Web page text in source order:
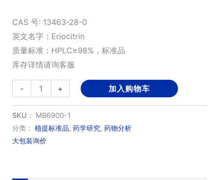
CAS 号: 13463-28-0
英文名字：Eriocitrin
质量标准：HPLC≥98%，标准品
库存详情请询客服
-
草
次
苷
(标
+ 加入购物车
SKU： MB6900-1
分类： 植提标准品, 药学研究, 药物分析
大包装询价